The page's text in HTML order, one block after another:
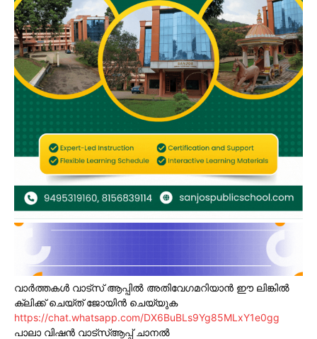
വാർത്തകൾ വാട്സ് ആപ്പിൽ അതിവേഗമറിയാൻ ഈ ലിങ്കിൽ
ക്ലിക്ക് ചെയ്ത് ജോയിൻ ചെയ്യുക
https://chat.whatsapp.com/DX6BuBLs9Yg85MLxY1e0gg
പാലാ വിഷൻ വാട്സ്ആപ്പ് ചാനൽ